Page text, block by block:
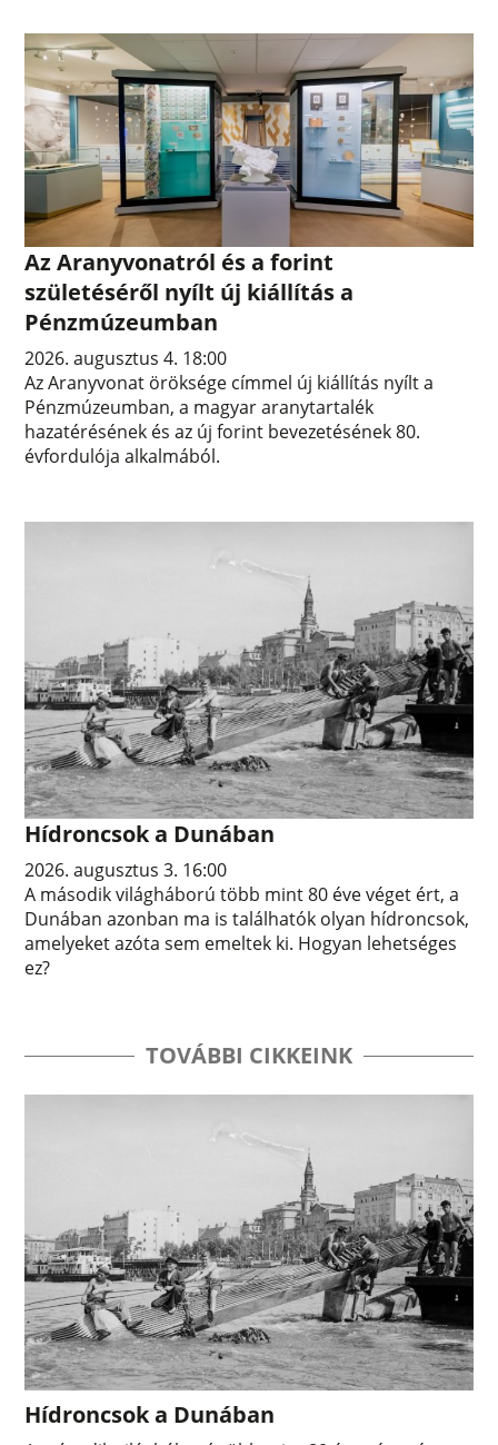
Az Aranyvonatról és a forint
születéséről nyílt új kiállítás a
Pénzmúzeumban
2026. augusztus 4. 18:00
Az Aranyvonat öröksége címmel új kiállítás nyílt a
Pénzmúzeumban, a magyar aranytartalék
hazatérésének és az új forint bevezetésének 80.
évfordulója alkalmából.
Hídroncsok a Dunában
2026. augusztus 3. 16:00
A második világháború több mint 80 éve véget ért, a
Dunában azonban ma is találhatók olyan hídroncsok,
amelyeket azóta sem emeltek ki. Hogyan lehetséges
ez?
TOVÁBBI CIKKEINK
Hídroncsok a Dunában